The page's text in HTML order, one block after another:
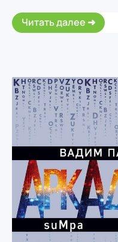
Читать далее